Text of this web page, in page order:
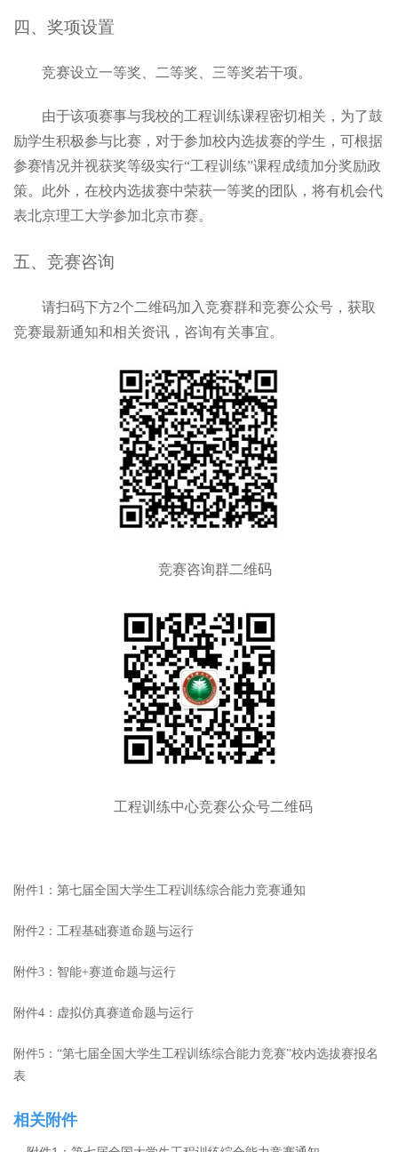
四、奖项设置
竞赛设立一等奖、二等奖、三等奖若干项。
由于该项赛事与我校的工程训练课程密切相关，为了鼓
励学生积极参与比赛，对于参加校内选拔赛的学生，可根据
参赛情况并视获奖等级实行“工程训练”课程成绩加分奖励政
策。此外，在校内选拔赛中荣获一等奖的团队，将有机会代
表北京理工大学参加北京市赛。
五、 竞赛咨询
请扫码下方2个二维码加入竞赛群和竞赛公众号，获取
竞赛最新通知和相关资讯，咨询有关事宜。
竞赛咨询群二维码
工程训练中心竞赛公众号二维码
附件1： 第七届全国大学生工程训练综合能力竞赛通知
附件2：工程基础赛道命题与运行
附件3：智能+赛道命题与运行
附件4：虚拟仿真赛道命题与运行
附件5 ： “第七届全国大学生工程训练综合能力竞赛”校内选拔赛报名
表
相关附件